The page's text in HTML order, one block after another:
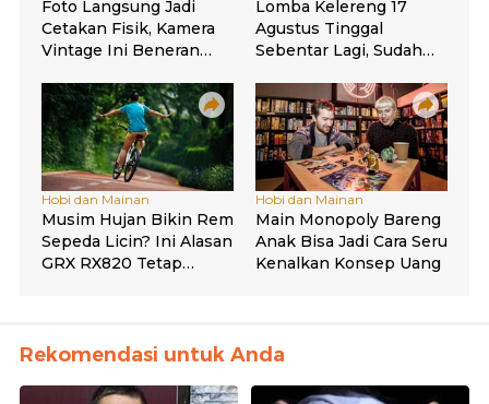
Rekomendasi untuk Anda